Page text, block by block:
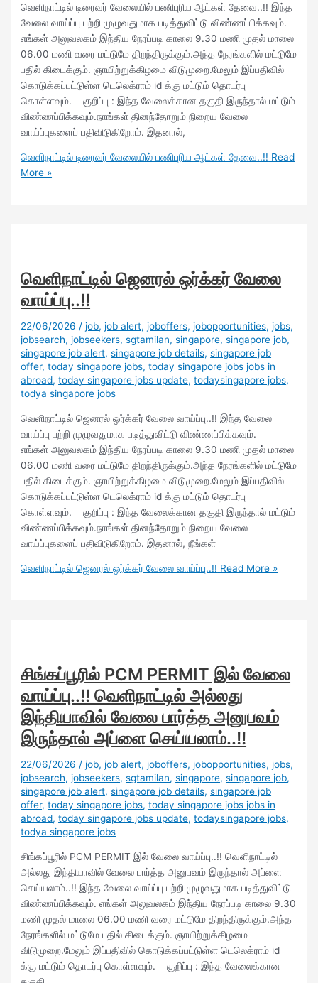
வெளிநாட்டில் டிரைவர் வேலையில் பணிபுரிய ஆட்கள் தேவை..!! இந்த
வேலை வாய்ப்பு பற்றி முழுவதுமாக படித்துவிட்டு விண்ணப்பிக்கவும்.
எங்கள் அலுவலகம் இந்திய நேரப்படி காலை 9.30 மணி முதல் மாலை
06.00 மணி வரை மட்டுமே திறந்திருக்கும்.அந்த நேரங்களில் மட்டுமே
பதில் கிடைக்கும். ஞாயிற்றுக்கிழமை விடுமுறை.மேலும் இப்பதிவில்
கொடுக்கப்பட்டுள்ள டெலெக்ராம் id க்கு மட்டும் தொடர்பு
கொள்ளவும். குறிப்பு : இந்த வேலைக்கான தகுதி இருந்தால் மட்டும்
விண்ணப்பிக்கவும்.நாங்கள் தினந்தோறும் நிறைய வேலை
வாய்ப்புகளைப் பதிவிடுகிறோம். இதனால்,
வெளிநாட்டில் டிரைவர் வேலையில் பணிபுரிய ஆட்கள் தேவை..!! Read
More »
வெளிநாட்டில் ஜெனரல் ஒர்க்கர் வேலை
வாய்ப்பு..!!
22/06/2026 /job,job alert,joboffers,jobopportunities,jobs,
jobsearch,jobseekers,sgtamilan,singapore,singapore job,
singapore job alert,singapore job details,singapore job
offer,today singapore jobs,today singapore jobs jobs in
abroad,today singapore jobs update,todaysingapore jobs,
todya singapore jobs
வெளிநாட்டில் ஜெனரல் ஒர்க்கர் வேலை வாய்ப்பு..!! இந்த வேலை
வாய்ப்பு பற்றி முழுவதுமாக படித்துவிட்டு விண்ணப்பிக்கவும்.
எங்கள் அலுவலகம் இந்திய நேரப்படி காலை 9.30 மணி முதல் மாலை
06.00 மணி வரை மட்டுமே திறந்திருக்கும்.அந்த நேரங்களில் மட்டுமே
பதில் கிடைக்கும். ஞாயிற்றுக்கிழமை விடுமுறை.மேலும் இப்பதிவில்
கொடுக்கப்பட்டுள்ள டெலெக்ராம் id க்கு மட்டும் தொடர்பு
கொள்ளவும். குறிப்பு : இந்த வேலைக்கான தகுதி இருந்தால் மட்டும்
விண்ணப்பிக்கவும்.நாங்கள் தினந்தோறும் நிறைய வேலை
வாய்ப்புகளைப் பதிவிடுகிறோம். இதனால், நீங்கள்
வெளிநாட்டில் ஜெனரல் ஒர்க்கர் வேலை வாய்ப்பு..!! Read More »
சிங்கப்பூரில் PCM PERMIT இல் வேலை
வாய்ப்பு..!! வெளிநாட்டில் அல்லது
இந்தியாவில் வேலை பார்த்த அனுபவம்
இருந்தால் அப்ளை செய்யலாம்..!!
22/06/2026 /job,job alert,joboffers,jobopportunities,jobs,
jobsearch,jobseekers,sgtamilan,singapore,singapore job,
singapore job alert,singapore job details,singapore job
offer,today singapore jobs,today singapore jobs jobs in
abroad,today singapore jobs update,todaysingapore jobs,
todya singapore jobs
சிங்கப்பூரில் PCM PERMIT இல் வேலை வாய்ப்பு..!! வெளிநாட்டில்
அல்லது இந்தியாவில் வேலை பார்த்த அனுபவம் இருந்தால் அப்ளை
செய்யலாம்..!! இந்த வேலை வாய்ப்பு பற்றி முழுவதுமாக படித்துவிட்டு
விண்ணப்பிக்கவும். எங்கள் அலுவலகம் இந்திய நேரப்படி காலை 9.30
மணி முதல் மாலை 06.00 மணி வரை மட்டுமே திறந்திருக்கும்.அந்த
நேரங்களில் மட்டுமே பதில் கிடைக்கும். ஞாயிற்றுக்கிழமை
விடுமுறை.மேலும் இப்பதிவில் கொடுக்கப்பட்டுள்ள டெலெக்ராம் id
க்கு மட்டும் தொடர்பு கொள்ளவும். குறிப்பு : இந்த வேலைக்கான